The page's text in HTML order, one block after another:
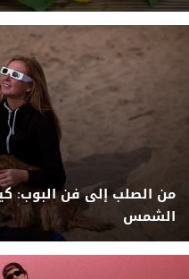
من الصلب إلى فن
الشمس